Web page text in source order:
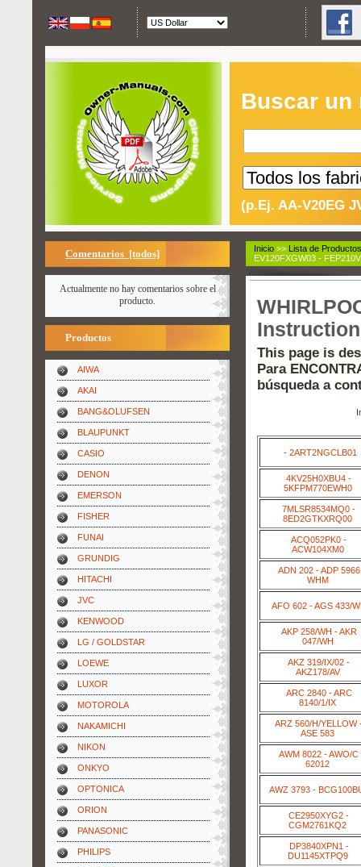
Buscar un
(p.Ej. AA-V20EG
Comentarios [todos]
Actualmente no hay comentarios sobre el
producto.
Productos
AIWA
AKAI
BANG&OLUFSEN
BLAUPUNKT
CASIO
DENON
EMERSON
FISHER
FUNAI
GRUNDIG
HITACHI
JVC
KENWOOD
LG / GOLDSTAR
LOEWE
LUXOR
MOTOROLA
NAKAMICHI
NIKON
ONKYO
OPTONICA
ORION
PANASONIC
PHILIPS
Inicio >> Lista de
EV120FXGW03 -
This page is
Para
búsqueda a
- 2ART2NGCLB01
4KV25H0XBU4 -
5KFPM770EWH0
7MLSR8534MQ0 -
8ED2GTKXRQ00
ACQ052PK0 -
ACW104XM0
ADN 202 - ADP 5966
WHM
AFO 602 - AGS 433/
AKP 258/WH - AKR
047/WH
AKZ 319/IX/02 -
AKZ178/AV
ARC 2840 - ARC
8140/1/IX
ARZ 560/H/YELLOW
ASE 583
AWM 8022 - AWO/C
62012
AWZ 3793 -
CE2950XYG2 -
CGM2761KQ2
DP3840XPN1 -
DU1145XTPQ9